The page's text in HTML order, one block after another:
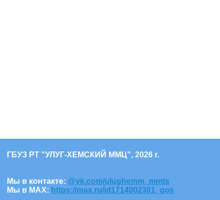
ГБУЗ РТ "УЛУГ-ХЕМСКИЙ ММЦ", 2026 г.
Мы в контакте: @vk.com/ulughemm_mmts
Мы в МАХ: https://max.ru/id1714002301_gos